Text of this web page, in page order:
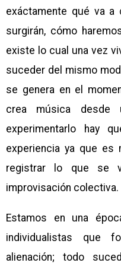
exáctamente qué va a
surgirán, cómo
existe lo cual una vez
suceder del mismo
se genera en el
crea música desde
experimentarlo hay
experiencia ya que
registrar lo que se
improvisación colectiva.
Estamos en una
individualistas que
alienación; todo